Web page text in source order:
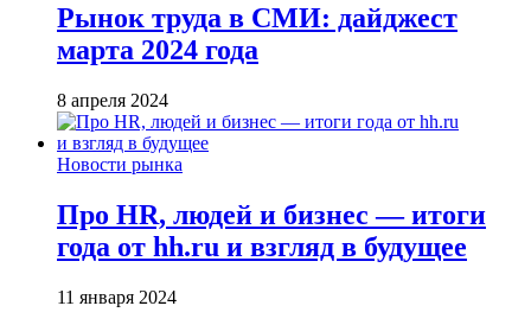
Рынок труда в СМИ: дайджест
марта 2024 года
8 апреля 2024
Новости рынка
Про HR, людей и бизнес — итоги
года от hh.ru и взгляд в будущее
11 января 2024